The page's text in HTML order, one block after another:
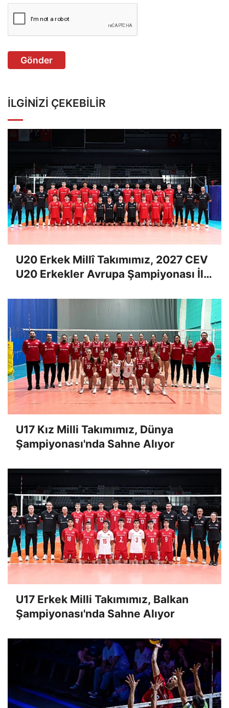
Gönder
İLGINIZI ÇEKEBILIR
U20 Erkek Millî Takımımız, 2027 CEV
U20 Erkekler Avrupa Şampiyonası İlk
U17 Kız Milli Takımımız, Dünya
Şampiyonası'nda Sahne Alıyor
U17 Erkek Milli Takımımız, Balkan
Şampiyonası'nda Sahne Alıyor